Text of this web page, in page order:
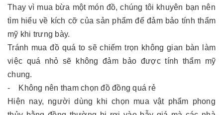
Thay vì mua bừa một món đồ, chúng tôi khuyên bạn nên
tìm hiểu về kích cỡ của sản phẩm để đảm bảo tính thẩm
mỹ khi trưng bày.
Tránh mua đồ quá to sẽ chiếm trọn không gian bàn làm
việc quá nhỏ sẽ không đảm bảo được tính thẩm mỹ
chung.
- Không nên tham chọn đồ đồng quá rẻ
Hiện nay, người dùng khi chọn mua vật phẩm phong